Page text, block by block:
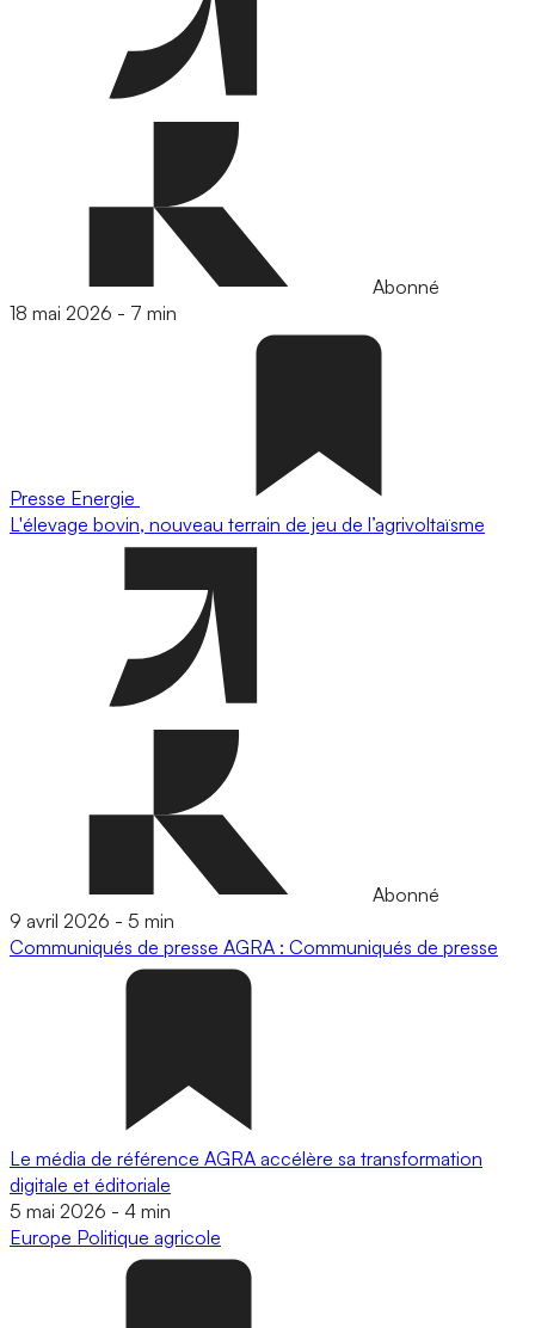
Abonné
18 mai 2026 - 7 min
Presse Energie
L'élevage bovin, nouveau terrain de jeu de l’agrivoltaïsme
Abonné
9 avril 2026 - 5 min
Communiqués de presse AGRA : Communiqués de presse
Le média de référence AGRA accélère sa transformation
digitale et éditoriale
5 mai 2026 - 4 min
Europe Politique agricole